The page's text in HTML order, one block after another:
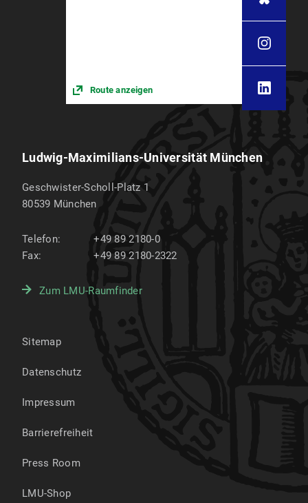
Route anzeigen
Ludwig-Maximilians-Universität München
Geschwister-Scholl-Platz 1
80539 München
Telefon:
+49 89 2180-0
Fax:
+49 89 2180-2322
Zum LMU-Raumfinder
Sitemap
Datenschutz
Impressum
Barrierefreiheit
Press Room
LMU-Shop